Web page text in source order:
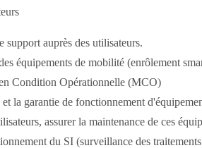
support auprès des utilisateurs.
équipements de mobilité (enrôlement
Condition Opérationnelle (MCO)
la garantie de fonctionnement
assurer la maintenance de ces
du SI (surveillance des